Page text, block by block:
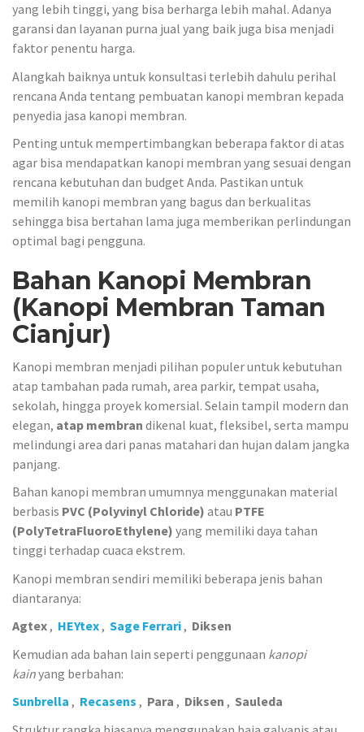
yang lebih tinggi, yang bisa berharga lebih mahal. Adanya
garansi dan layanan purna jual yang baik juga bisa menjadi
faktor penentu harga.
Alangkah baiknya untuk konsultasi terlebih dahulu perihal
rencana Anda tentang pembuatan kanopi membran kepada
penyedia jasa kanopi membran.
Penting untuk mempertimbangkan beberapa faktor di atas
agar bisa mendapatkan kanopi membran yang sesuai dengan
rencana kebutuhan dan budget Anda. Pastikan untuk
memilih kanopi membran yang bagus dan berkualitas
sehingga bisa bertahan lama juga memberikan perlindungan
optimal bagi pengguna.
Bahan Kanopi Membran
(Kanopi Membran Taman
Cianjur)
Kanopi membran menjadi pilihan populer untuk kebutuhan
atap tambahan pada rumah, area parkir, tempat usaha,
sekolah, hingga proyek komersial. Selain tampil modern dan
elegan, atap membran dikenal kuat, fleksibel, serta mampu
melindungi area dari panas matahari dan hujan dalam jangka
panjang.
Bahan kanopi membran umumnya menggunakan material
berbasis PVC (Polyvinyl Chloride) atau PTFE
(PolyTetraFluoroEthylene) yang memiliki daya tahan
tinggi terhadap cuaca ekstrem.
Kanopi membran sendiri memiliki beberapa jenis bahan
diantaranya:
Agtex, HEYtex, Sage Ferrari, Diksen
Kemudian ada bahan lain seperti penggunaan kanopi
kainyang berbahan:
Sunbrella , Recasens , Para , Diksen , Sauleda